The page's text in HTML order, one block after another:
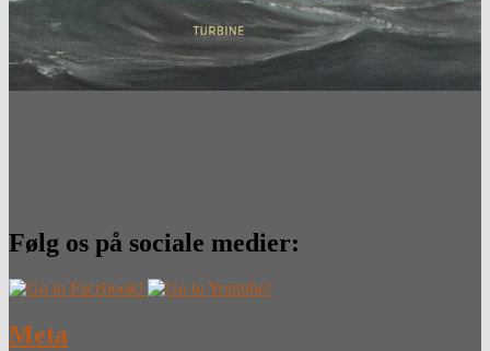
Følg os på sociale medier:
Meta